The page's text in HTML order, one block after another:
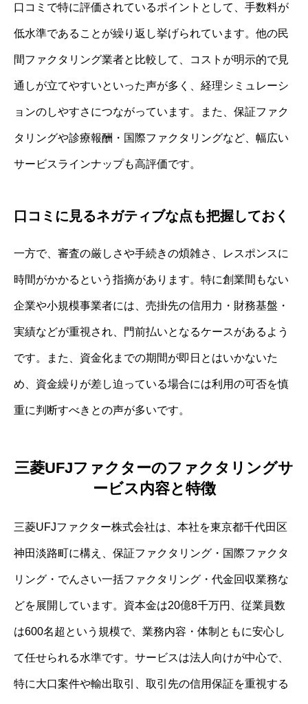
口コミで特に評価されているポイントとして、手数料が
低水準であることが繰り返し挙げられています。他の民
間ファクタリング業者と比較して、コストが明示的で見
通しが立てやすいといった声が多く、経理シミュレーシ
ョンのしやすさにつながっています。また、保証ファク
タリングや診療報酬・国際ファクタリングなど、幅広い
サービスラインナップも高評価です。
口コミに見るネガティブな点も把握しておく
一方で、審査の厳しさや手続きの煩雑さ、レスポンスに
時間がかかるという指摘があります。特に創業間もない
企業や小規模事業者には、売掛先の信用力・財務基盤・
実績などが重視され、門前払いとなるケースがあるよう
です。また、資金化までの期間が即日とはいかないた
め、資金繰りが差し迫っている場合には利用の可否を慎
重に判断すべきとの声が多いです。
三菱UFJファクターのファクタリングサ
ービス内容と特徴
三菱UFJファクター株式会社は、本社を東京都千代田区
神田淡路町に構え、保証ファクタリング・国際ファクタ
リング・でんさい一括ファクタリング・代金回収業務な
どを展開しています。資本金は20億8千万円、従業員数
は600名超という規模で、業務内容・体制ともに安心し
て任せられる水準です。サービスは法人向けが中心で、
特に大口案件や輸出取引、取引先の信用保証を重視する